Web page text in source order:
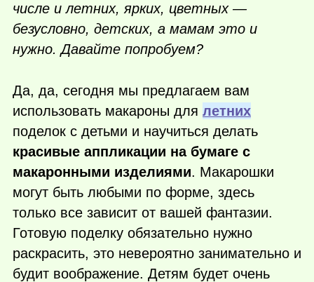
числе и летних, ярких, цветных —
безусловно, детских, а мамам это и
нужно. Давайте попробуем?
Да, да, сегодня мы предлагаем вам
использовать макароны для летних
поделок с детьми и научиться делать
красивые аппликации на бумаге с
макаронными изделиями. Макарошки
могут быть любыми по форме, здесь
только все зависит от вашей фантазии.
Готовую поделку обязательно нужно
раскрасить, это невероятно занимательно и
будит воображение. Детям будет очень